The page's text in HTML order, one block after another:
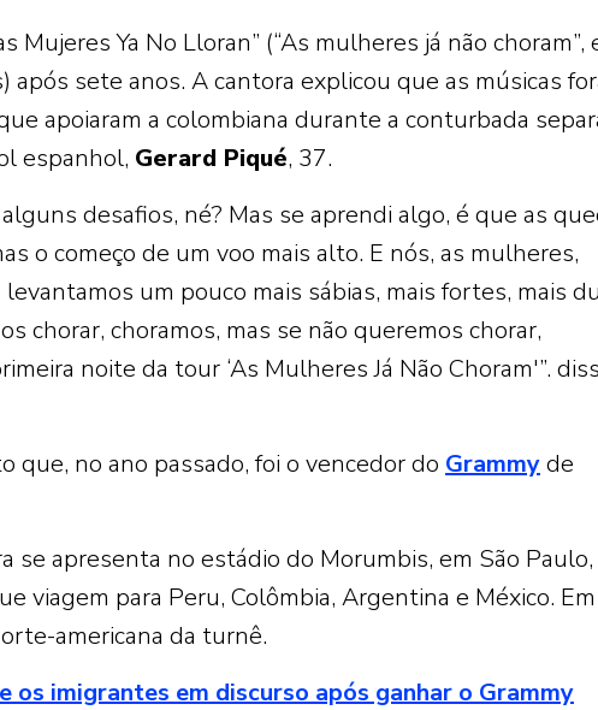
Mujeres Ya No Lloran” (“As mulheres já não choram”,
após sete anos. A cantora explicou que as músicas
apoiaram a colombiana durante a conturbada
espanhol, Gerard Piqué, 37.
desafios, né? Mas se aprendi algo, é que as
o começo de um voo mais alto. E nós, as mulheres,
um pouco mais sábias, mais fortes, mais
chorar, choramos, mas se não queremos chorar,
noite da tour ‘As Mulheres Já Não Choram'”.
que, no ano passado, foi o vencedor do Grammyde
se apresenta no estádio do Morumbis, em São Paulo,
viagem para Peru, Colômbia, Argentina e México. Em
americana da turnê.
os imigrantes em discurso após ganhar o Grammy